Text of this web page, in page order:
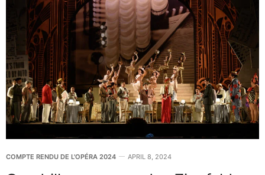
COMPTE RENDU DE L'OPÉRA 2024 APRIL 8, 2024